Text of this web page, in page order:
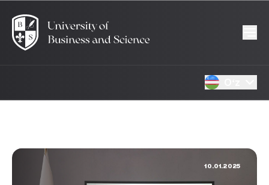
10.01.2025